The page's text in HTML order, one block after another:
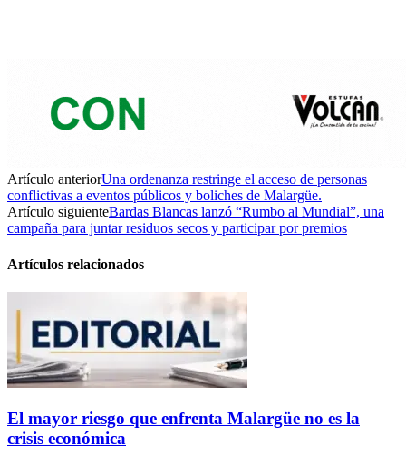
Artículo anteriorUna ordenanza restringe el acceso de personas
conflictivas a eventos públicos y boliches de Malargüe.
Artículo siguienteBardas Blancas lanzó “Rumbo al Mundial”, una
campaña para juntar residuos secos y participar por premios
Artículos relacionados
El mayor riesgo que enfrenta Malargüe no es la
crisis económica